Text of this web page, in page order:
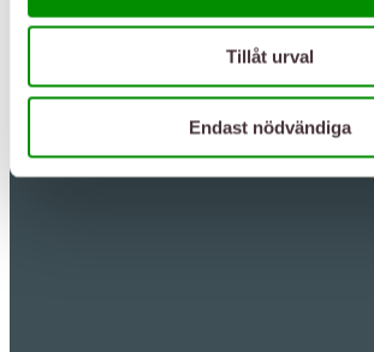
Tillåt urval
Endast nödvändiga